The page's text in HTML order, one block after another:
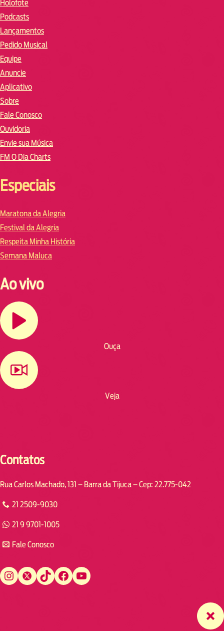
Holofote
Podcasts
Lançamentos
Pedido Musical
Equipe
Anuncie
Aplicativo
Sobre
Fale Conosco
Ouvidoria
Envie sua Música
FM O Dia Charts
Especiais
Maratona da Alegria
Festival da Alegria
Respeita Minha História
Semana Maluca
Ao vivo
Ouça
Veja
Contatos
Rua Carlos Machado, 131 – Barra da Tijuca – Cep: 22.775-042
21 2509-9030
21 9 9701-1005
Fale Conosco
Instagram Twitter TikTok Facebook YouTube